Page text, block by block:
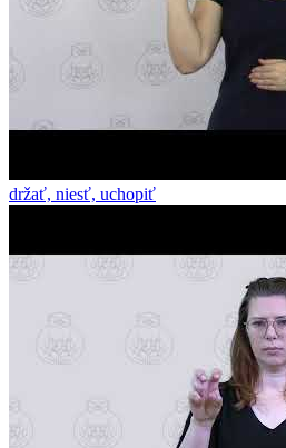
držať, niesť, uchopiť